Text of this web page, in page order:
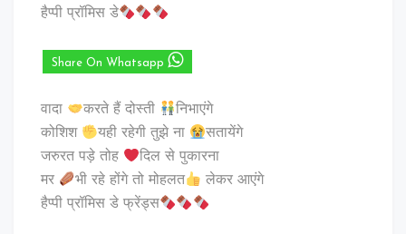
हैप्पी प्रॉमिस डे
Share On Whatsapp
वादा करते हैं दोस्ती
निभाएंगे
कोशिश
यही रहेगी तुझे ना
सतायेंगे
जरुरत पड़े तोह
दिल से पुकारना
मर
भी रहे होंगे तो मोहलत
लेकर आएंगे
हैप्पी प्रॉमिस डे फ्रेंड्स